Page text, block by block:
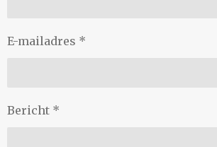
E-mailadres *
Bericht *